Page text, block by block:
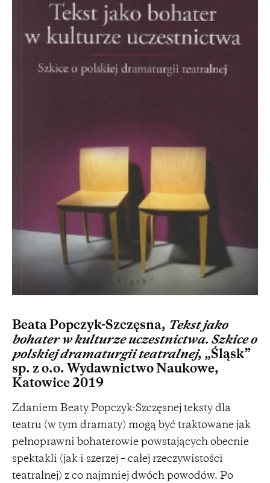
Beata Popczyk-Szczęsna, Tekst jako
bohater w kulturze uczestnictwa. Szkice o
polskiej dramaturgii teatralnej, „Śląsk”
sp. z o.o. Wydawnictwo Naukowe,
Katowice 2019
Zdaniem Beaty Popczyk-Szczęsnej teksty dla
teatru (w tym dramaty) mogą być traktowane jak
pełnoprawni bohaterowie powstających obecnie
spektakli (jak i szerzej – całej rzeczywistości
teatralnej) z co najmniej dwóch powodów. Po